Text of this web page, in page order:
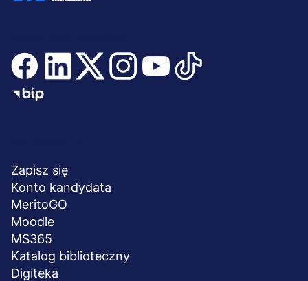
stopka
Zapisz się
Konto kandydata
MeritoGO
Moodle
MS365
Katalog biblioteczny
Digiteka